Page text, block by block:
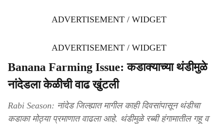
ADVERTISEMENT / WIDGET
ADVERTISEMENT / WIDGET
Banana Farming Issue: कडाक्याच्या थंडीमुळे
नांदेडला केळीची वाढ खुंटली
Rabi Season: नांदेड जिल्ह्यात मागील काही दिवसांपासून थंडीचा
कडाका मोठ्या प्रमाणात वाढला आहे. थंडीमुळे रब्बी हंगामातील गहू व